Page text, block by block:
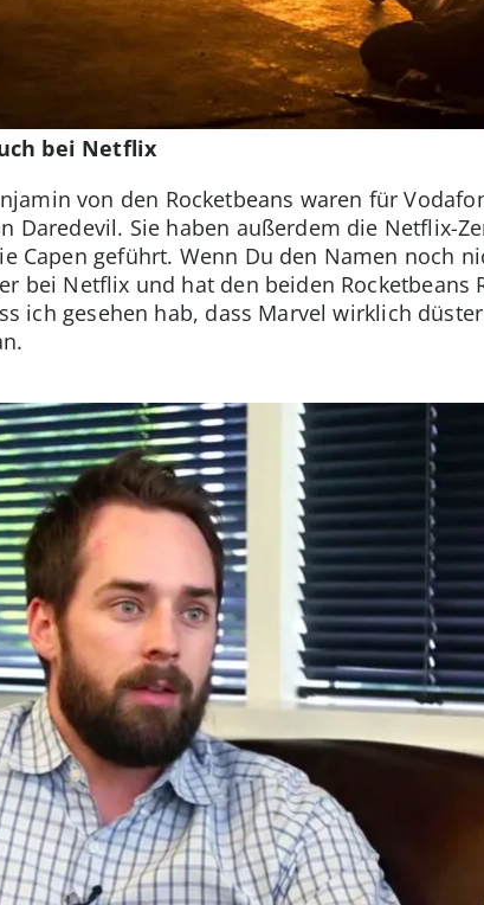
bei Netflix
von den Rocketbeans waren für
Daredevil. Sie haben außerdem die Netflix-
Capen geführt. Wenn Du den Namen noch
bei Netflix und hat den beiden Rocketbeans
ich gesehen hab, dass Marvel wirklich